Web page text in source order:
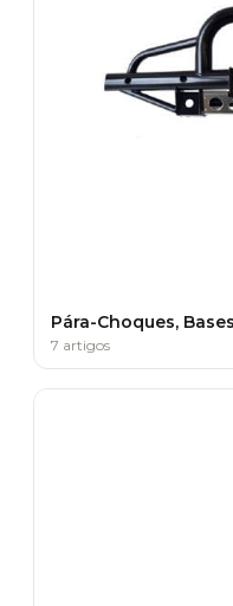
Pára-Choques,
7 artigos